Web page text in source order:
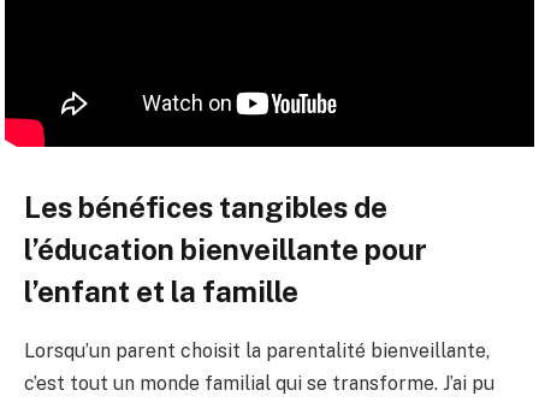
Les bénéfices tangibles de
l’éducation bienveillante pour
l’enfant et la famille
Lorsqu’un parent choisit la parentalité bienveillante,
c’est tout un monde familial qui se transforme. J’ai pu